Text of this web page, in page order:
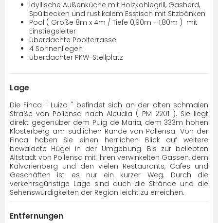
idyllische Außenküche mit Holzkohlegrill, Gasherd,
Spülbecken und rustikalem Esstisch mit Sitzbänken
Pool ( Größe 8m x 4m / Tiefe 0,90m - 1,80m ) mit
Einstiegsleiter
überdachte Poolterrasse
4 Sonnenliegen
überdachter PKW-Stellplatz
Lage
Die Finca " Luiza " befindet sich an der alten schmalen
Straße von Pollensa nach Alcudia ( PM 2201 ). Sie liegt
direkt gegenüber dem Puig de Maria, dem 333m hohen
Klosterberg am südlichen Rande von Pollensa. Von der
Finca haben Sie einen herrlichen Blick auf weitere
bewaldete Hügel in der Umgebung. Bis zur beliebten
Altstadt von Pollensa mit ihren verwinkelten Gassen, dem
Kalvarienberg und den vielen Restaurants, Cafes und
Geschäften ist es nur ein kurzer Weg. Durch die
verkehrsgünstige Lage sind auch die Strände und die
Sehenswürdigkeiten der Region leicht zu erreichen.
Entfernungen